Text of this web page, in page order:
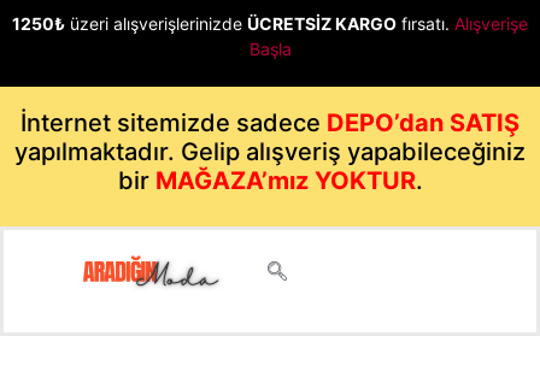
1250₺ üzeri alışverişlerinizde ÜCRETSİZ KARGO fırsatı. Alışverişe
Başla
İnternet sitemizde sadece DEPO’dan SATIŞ
yapılmaktadır. Gelip alışveriş yapabileceğiniz
bir MAĞAZA’mız YOKTUR.